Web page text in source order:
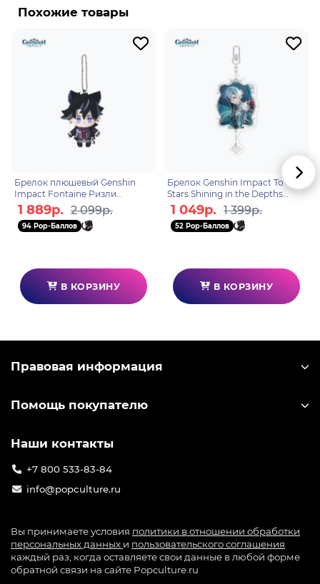
Лайни - играбельный персонаж, поджигатель,
Он превращает себя в Grin-Malkin Cat, который
может быстро перемещаться. Когда кот
приближается к противникам, онотправляет на
них пламя, нанося не более одной единицы пиро
урона каждому противнику.
Похожие товары
Брелок плюшевый Genshin
Impact Fontaine Ризли
6942421101444
1 889р. 2 099р.
94 Pop-Баллов
В КОРЗИНУ
Брелок Genshin Impact To the
Stars Shining in the Depths
Arlecchino 6942421102229
1 049р. 1 399р.
52 Pop-Баллов
В КОРЗИНУ
Правовая информация
Помощь покупателю
Наши контакты
+7 800 533-83-84
info@popculture.ru
Вы принимаете условия политики в отношении обработки
персональных данных и пользовательского соглашения
каждый раз, когда оставляете свои данные в любой форме
обратной связи на сайте Popculture.ru